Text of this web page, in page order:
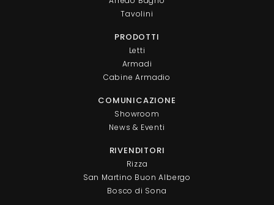
Tavolini
PRODOTTI
Letti
Armadi
Cabine Armadio
COMUNICAZIONE
Showroom
News & Eventi
RIVENDITORI
Rizza
San Martino Buon Albergo
Bosco di Sona